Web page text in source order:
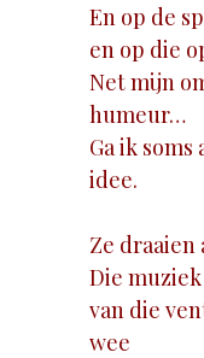
En op de
en op die
Net mijn
humeur…
Ga ik
idee.
Ze draaien
Die
van die
wee